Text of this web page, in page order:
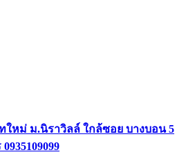
ใหม่ ม.นิราวิลล์ ใกล้ซอย บางบอน 5